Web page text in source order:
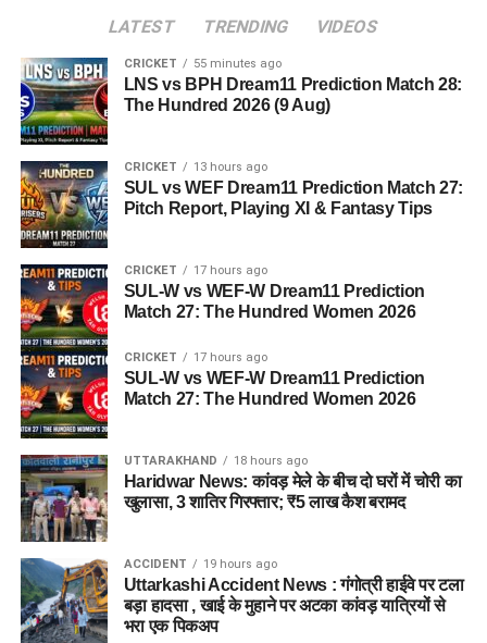
LATEST TRENDING VIDEOS
CRICKET 55 minutes ago
LNS vs BPH Dream11 Prediction Match 28:
The Hundred 2026 (9 Aug)
CRICKET 13 hours ago
SUL vs WEF Dream11 Prediction Match 27:
Pitch Report, Playing XI & Fantasy Tips
CRICKET 17 hours ago
SUL-W vs WEF-W Dream11 Prediction
Match 27: The Hundred Women 2026
CRICKET 17 hours ago
SUL-W vs WEF-W Dream11 Prediction
Match 27: The Hundred Women 2026
UTTARAKHAND 18 hours ago
Haridwar News: कांवड़ मेले के बीच दो घरों में चोरी का
खुलासा, 3 शातिर गिरफ्तार; ₹5 लाख कैश बरामद
ACCIDENT 19 hours ago
Uttarkashi Accident News : गंगोत्री हाईवे पर टला
बड़ा हादसा , खाई के मुहाने पर अटका कांवड़ यात्रियों से
भरा एक पिकअप